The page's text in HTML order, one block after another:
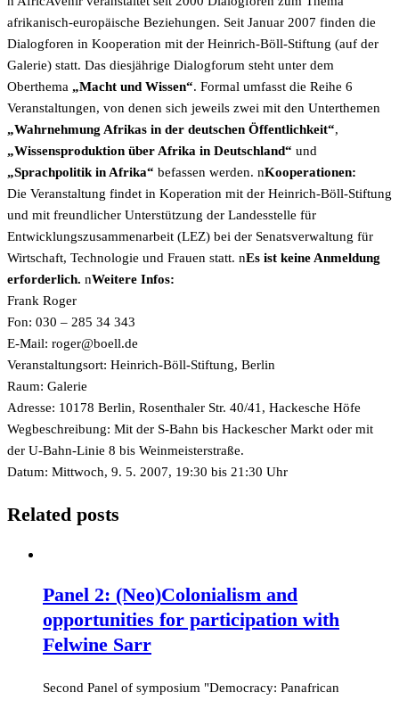
afrikanisch-europäische Beziehungen. Seit Januar 2007 finden die
Dialogforen in Kooperation mit der Heinrich-Böll-Stiftung (auf der
Galerie) statt. Das diesjährige Dialogforum steht unter dem
Oberthema „Macht und Wissen“. Formal umfasst die Reihe 6
Veranstaltungen, von denen sich jeweils zwei mit den Unterthemen
„Wahrnehmung Afrikas in der deutschen Öffentlichkeit“,
„Wissensproduktion über Afrika in Deutschland“ und
„Sprachpolitik in Afrika“ befassen werden. nKooperationen:
Die Veranstaltung findet in Koperation mit der Heinrich-Böll-Stiftung
und mit freundlicher Unterstützung der Landesstelle für
Entwicklungszusammenarbeit (LEZ) bei der Senatsverwaltung für
Wirtschaft, Technologie und Frauen statt. nEs ist keine Anmeldung
erforderlich. nWeitere Infos:
Frank Roger
Fon: 030 – 285 34 343
E-Mail: ed.lleob@regor
Veranstaltungsort: Heinrich-Böll-Stiftung, Berlin
Raum: Galerie
Adresse: 10178 Berlin, Rosenthaler Str. 40/41, Hackesche Höfe
Wegbeschreibung: Mit der S-Bahn bis Hackescher Markt oder mit
der U-Bahn-Linie 8 bis Weinmeisterstraße.
Datum: Mittwoch, 9. 5. 2007, 19:30 bis 21:30 Uhr
Related posts
Panel 2: (Neo)Colonialism and
opportunities for participation with
Felwine Sarr
Second Panel of symposium "Democracy: Panafrican